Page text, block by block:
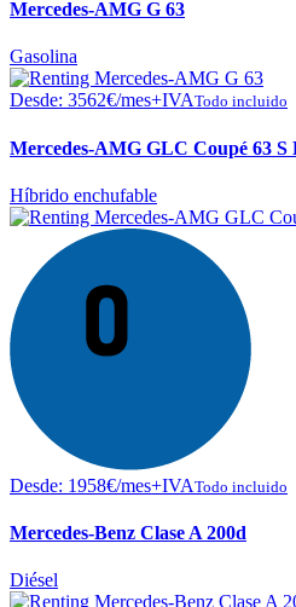
Mercedes-AMG G 63
Gasolina
Desde: 3562€/mes+IVATodo incluido
Mercedes-AMG GLC Coupé 63 S
Híbrido enchufable
Desde: 1958€/mes+IVATodo incluido
Mercedes-Benz Clase A 200d
Diésel